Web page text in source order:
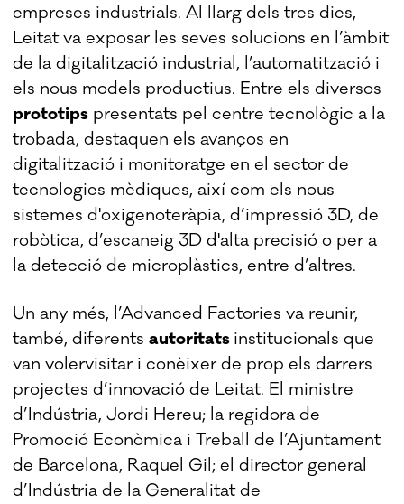
empreses industrials. Al llarg dels tres dies,
Leitat va exposar les seves solucions en l’àmbit
de la digitalització industrial, l’automatització i
els nous models productius. Entre els diversos
prototips presentats pel centre tecnològic a la
trobada, destaquen els avanços en
digitalització i monitoratge en el sector de
tecnologies mèdiques, així com els nous
sistemes d'oxigenoteràpia, d’impressió 3D, de
robòtica, d’escaneig 3D d'alta precisió o per a
la detecció de microplàstics, entre d’altres.
Un any més, l’Advanced Factories va reunir,
també, diferentsautoritats institucionals que
van volervisitar i conèixer de prop els darrers
projectes d’innovació de Leitat. El ministre
d’Indústria, Jordi Hereu; la regidora de
Promoció Econòmica i Treball de l’Ajuntament
de Barcelona, Raquel Gil; el director general
d’Indústria de la Generalitat de